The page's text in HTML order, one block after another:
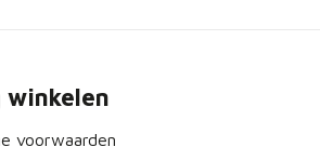
winkelen
voorwaarden